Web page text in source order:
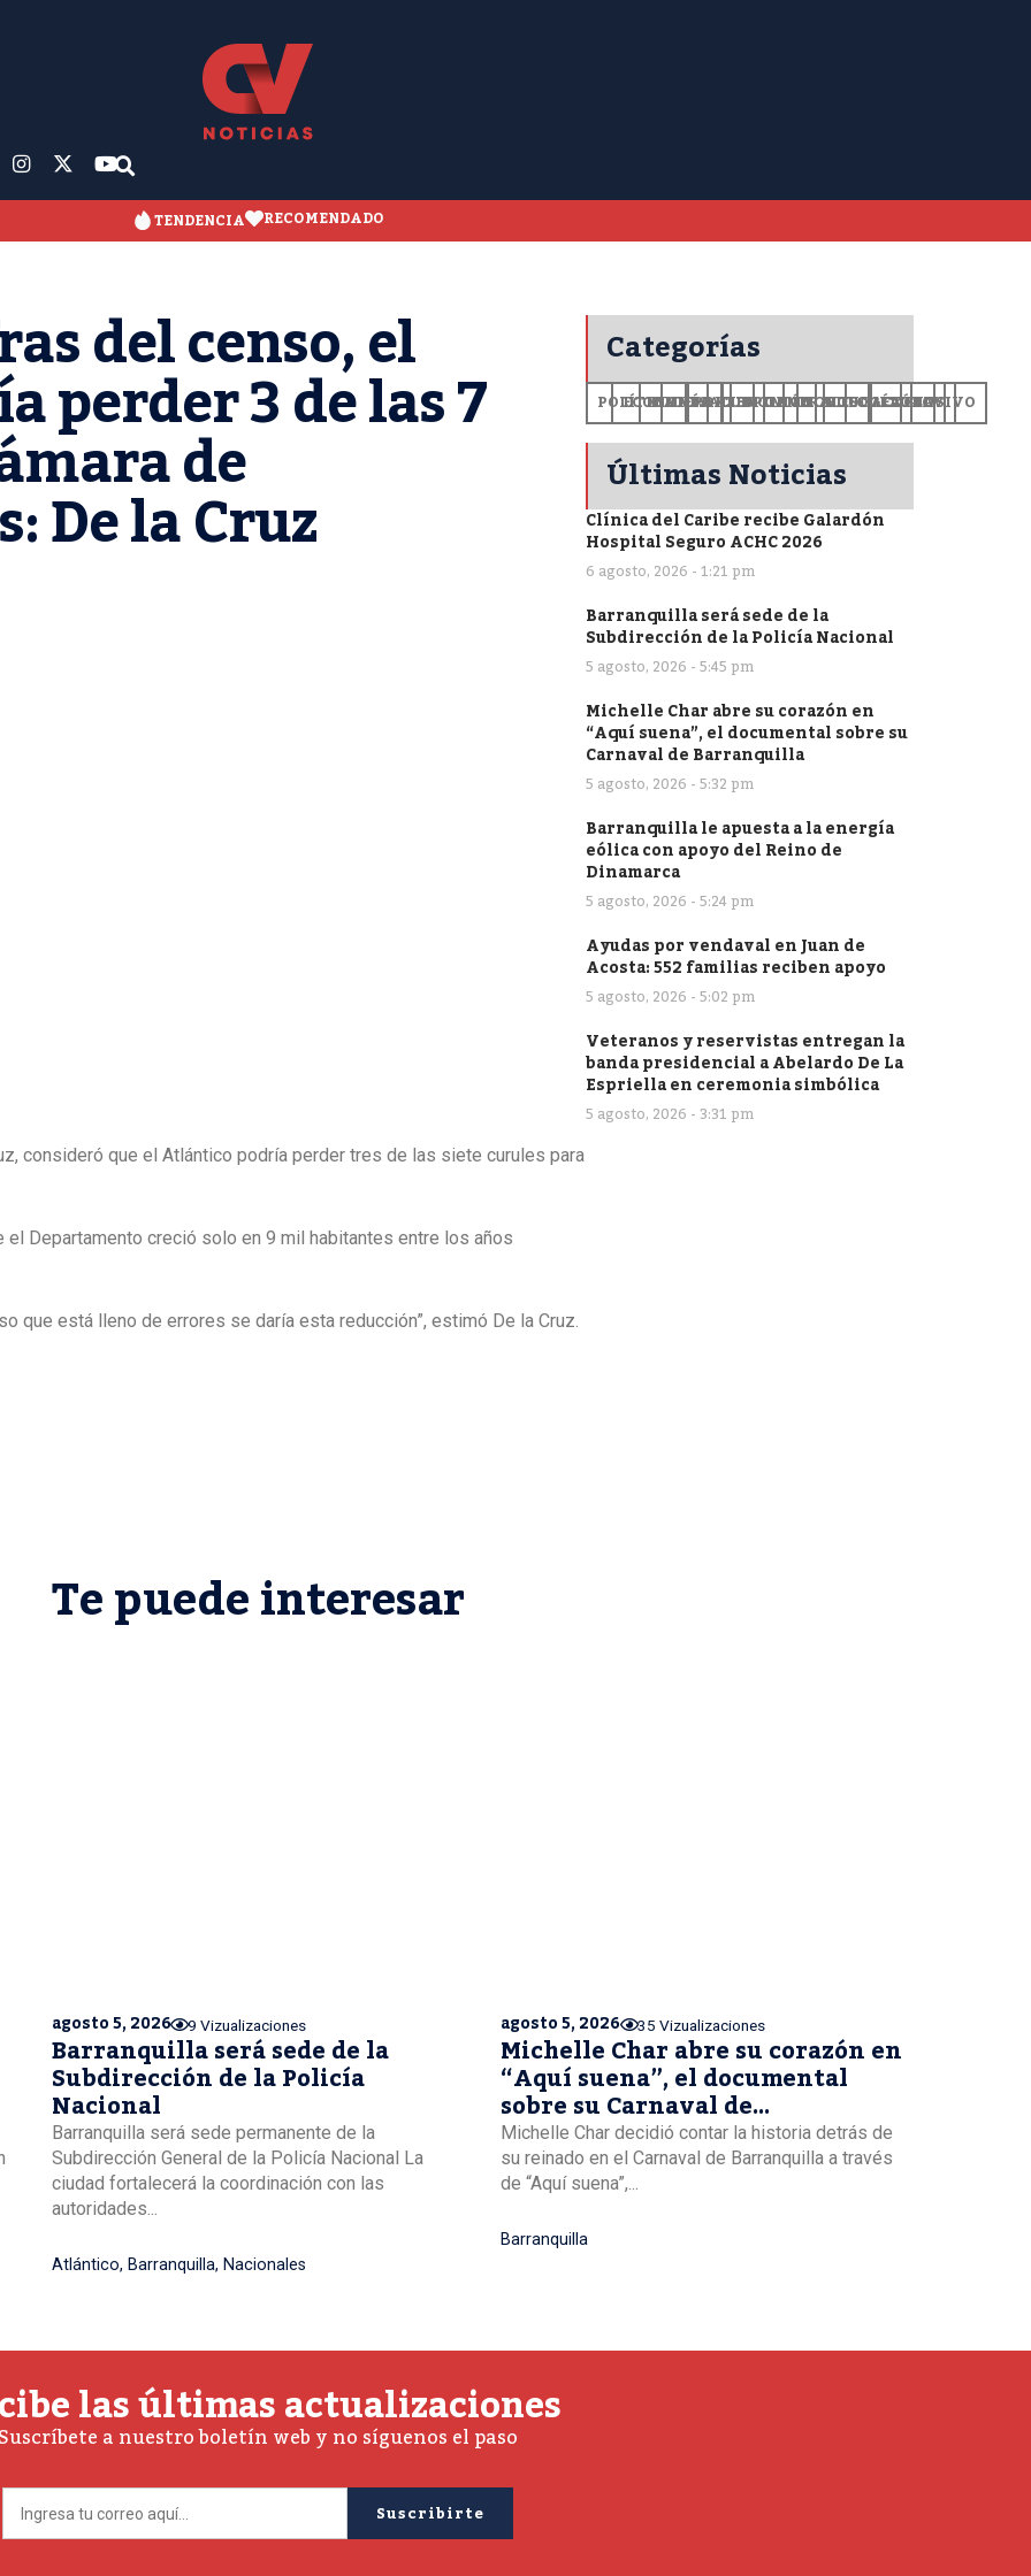
TENDENCIA RECOMENDADO
del censo, el
perder 3 de las 7
de
De la Cruz
consideró que el Atlántico podría perder tres de las siete curules para
Departamento creció solo en 9 mil habitantes entre los años
que está lleno de errores se daría esta reducción”, estimó De la Cruz.
Categorías
POLÍTICA
ECONOMÍA
MUNDO
DEPORTES
SALUD
CIENCIA
OPINIÓN
GENERALES
TECNOLOGÍA
EDUCACIÓN
CULTURA
EXCLUSIVO
+CV
Últimas Noticias
Clínica del Caribe recibe Galardón
Hospital Seguro ACHC 2026
6 agosto, 2026 - 1:21 pm
Barranquilla será sede de la
Subdirección de la Policía Nacional
5 agosto, 2026 - 5:45 pm
Michelle Char abre su corazón en
“Aquí suena”, el documental sobre su
Carnaval de Barranquilla
5 agosto, 2026 - 5:32 pm
Barranquilla le apuesta a la energía
eólica con apoyo del Reino de
Dinamarca
5 agosto, 2026 - 5:24 pm
Ayudas por vendaval en Juan de
Acosta: 552 familias reciben apoyo
5 agosto, 2026 - 5:02 pm
Veteranos y reservistas entregan la
banda presidencial a Abelardo De La
Espriella en ceremonia simbólica
5 agosto, 2026 - 3:31 pm
Te puede interesar
agosto 5, 2026 9 Vizualizaciones
Barranquilla será sede de la
Subdirección de la Policía
Nacional
Barranquilla será sede permanente de la
Subdirección General de la Policía Nacional La
ciudad fortalecerá la coordinación con las
autoridades...
Atlántico, Barranquilla, Nacionales
agosto 5, 2026 35 Vizualizaciones
Michelle Char abre su corazón en
“Aquí suena”, el documental
sobre su Carnaval de
Barranquilla
Michelle Char decidió contar la historia detrás de
su reinado en el Carnaval de Barranquilla a través
de “Aquí suena”,...
Barranquilla
las últimas actualizaciones
Suscríbete a nuestro boletín web y no síguenos el paso